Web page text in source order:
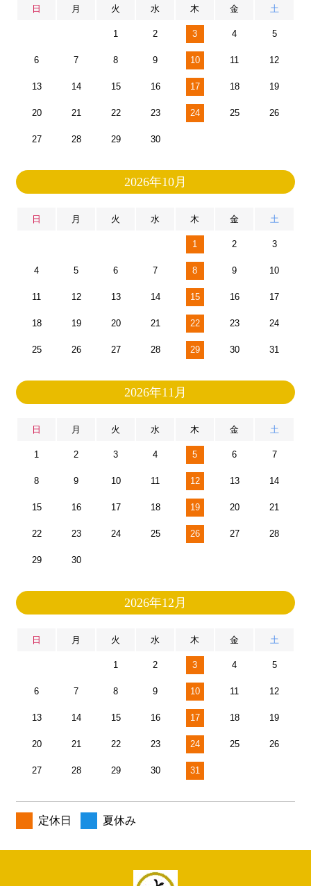
日 月 火 水 木 金 土
1 2 3 4 5
6 7 8 9 10 11 12
13 14 15 16 17 18 19
20 21 22 23 24 25 26
27 28 29 30
2026年10月
日 月 火 水 木 金 土
1 2 3
4 5 6 7 8 9 10
11 12 13 14 15 16 17
18 19 20 21 22 23 24
25 26 27 28 29 30 31
2026年11月
日 月 火 水 木 金 土
1 2 3 4 5 6 7
8 9 10 11 12 13 14
15 16 17 18 19 20 21
22 23 24 25 26 27 28
29 30
2026年12月
日 月 火 水 木 金 土
1 2 3 4 5
6 7 8 9 10 11 12
13 14 15 16 17 18 19
20 21 22 23 24 25 26
27 28 29 30 31
定休日 夏休み